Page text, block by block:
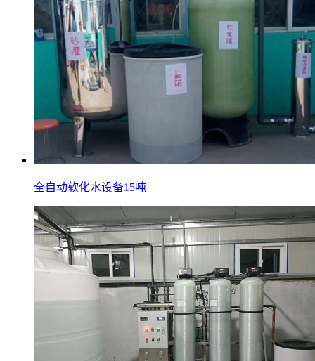
全自动软化水设备15吨